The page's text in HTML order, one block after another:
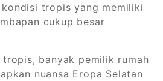
tropis yang memiliki
cukup besar
banyak pemilik rumah
nuansa Eropa Selatan